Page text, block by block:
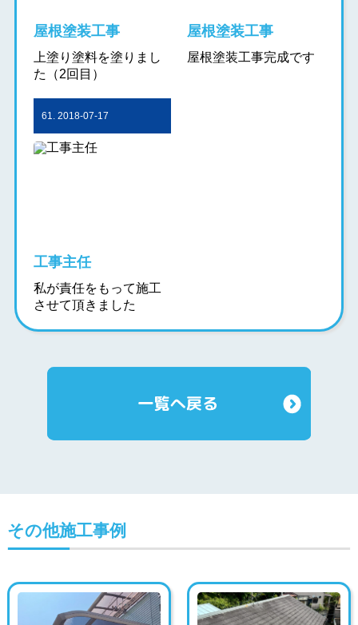
屋根塗装工事
上塗り塗料を塗りまし
た（2回目）
屋根塗装工事
屋根塗装工事完成です
61. 2018-07-17
工事主任
私が責任をもって施工
させて頂きました
その他施工事例